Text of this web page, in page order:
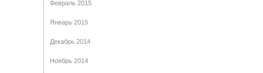
Февраль 2015
Январь 2015
Декабрь 2014
Ноябрь 2014